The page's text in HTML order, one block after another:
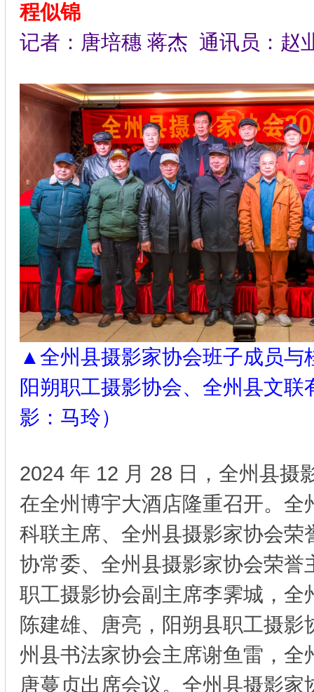
程似锦
记者：唐培穗 蒋杰 通讯员：赵
▲全州县摄影家协会班子成员与
阳朔职工摄影协会、全州县文联
影：马玲）
2024 年 12 月 28 日，全州县摄
在全州博宇大酒店隆重召开。全
科联主席、全州县摄影家协会荣
协常委、全州县摄影家协会荣誉
职工摄影协会副主席李霁城，全
陈建雄、唐亮，阳朔县职工摄影
州县书法家协会主席谢鱼雷，全
唐蔓贞出席会议。全州县摄影家